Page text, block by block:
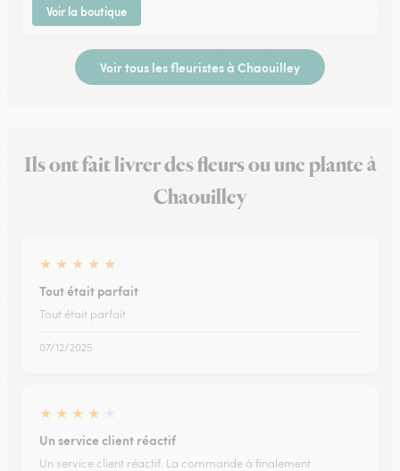
Voir la boutique
Voir tous les fleuristes à Chaouilley
Ils ont fait livrer des fleurs ou une plante à
Chaouilley
★ ★ ★ ★ ★
Tout était parfait
Tout était parfait
07/12/2025
★ ★ ★ ★
Un service client réactif
Un service client réactif. La commande à finalement